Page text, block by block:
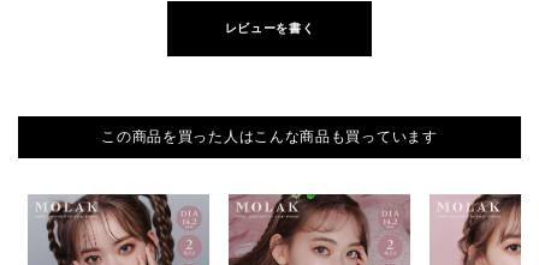
レビューを書く
この商品を買った人はこんな商品も買っています